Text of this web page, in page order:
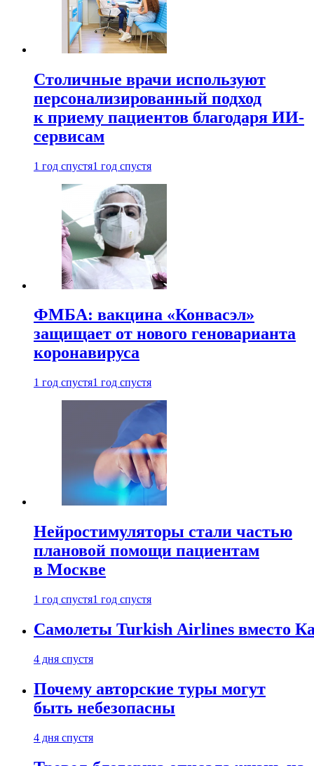
Столичные врачи используют
персонализированный подход
к приему пациентов благодаря ИИ-
сервисам
1 год спустя1 год спустя
ФМБА: вакцина «Конвасэл»
защищает от нового геноварианта
коронавируса
1 год спустя1 год спустя
Нейростимуляторы стали частью
плановой помощи пациентам
в Москве
1 год спустя1 год спустя
Самолеты Turkish Airlines вместо
4 дня спустя
Почему авторские туры могут
быть небезопасны
4 дня спустя